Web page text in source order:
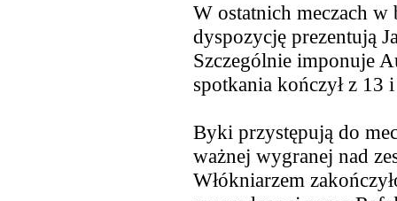
W ostatnich meczach w
dyspozycję prezentują
Szczególnie imponuje
spotkania kończył z
Byki przystępują do
ważnej wygranej nad
Włókniarzem